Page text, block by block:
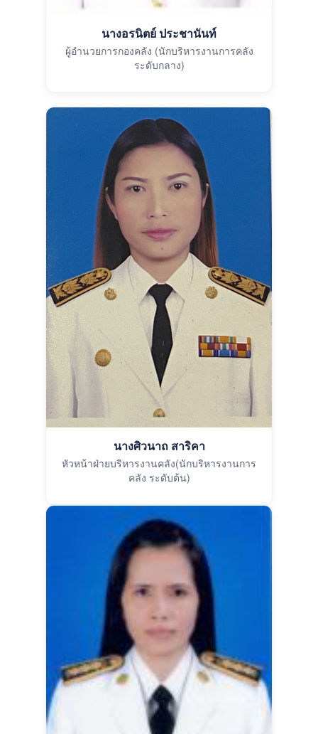
นางอรนิตย์ ประชานันท์
ผู้อำนวยการกองคลัง (นักบริหารงานการคลัง
ระดับกลาง)
นางศิวนาถ สาริคา
หัวหน้าฝ่ายบริหารงานคลัง(นักบริหารงานการ
คลัง ระดับต้น)